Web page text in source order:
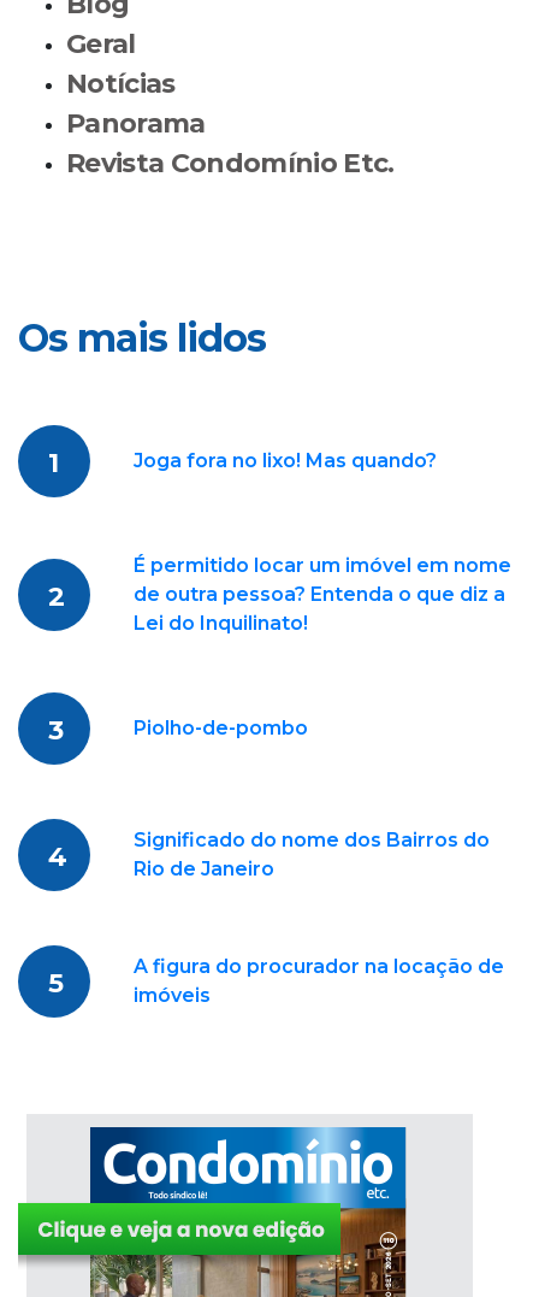
Geral
Notícias
Panorama
Revista Condomínio Etc.
Os mais lidos
1 Joga fora no lixo! Mas quando?
2
É permitido locar um imóvel em nome
de outra pessoa? Entenda o que diz a
Lei do Inquilinato!
3 Piolho-de-pombo
4
Significado do nome dos Bairros do
Rio de Janeiro
5
A figura do procurador na locação de
imóveis